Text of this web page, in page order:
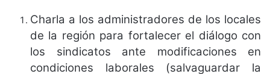
Charla a los administradores de los locales
de la región para fortalecer el diálogo con
los sindicatos ante modificaciones en
condiciones laborales (salvaguardar la